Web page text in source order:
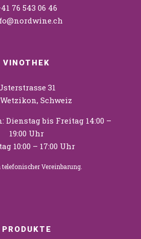
76 543 06 46
VINOTHEK
31
Schweiz
Dienstag bis Freitag 14:00 –
19:00 Uhr
10:00 – 17:00 Uhr
telefonischer Vereinbarung.
PRODUKTE